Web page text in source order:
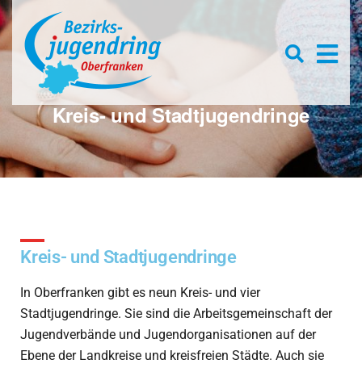
×
Open
box
Kreis- und Stadtjugendringe
Kreis- und Stadtjugendringe
In Oberfranken gibt es neun Kreis- und vier
Stadtjugendringe. Sie sind die Arbeitsgemeinschaft der
Jugendverbände und Jugendorganisationen auf der
Ebene der Landkreise und kreisfreien Städte. Auch sie